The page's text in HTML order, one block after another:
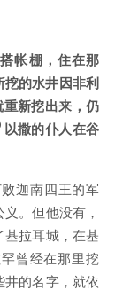
帐棚，住在那
挖的水井因非利
新挖出来，仍
以撒的仆人在谷
迦南四王的军
。但他没有，
拉耳城，在基
曾经在那里挖
的名字，就依